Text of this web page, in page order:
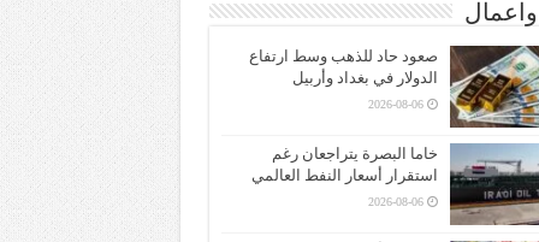
صعود حاد للذهب وسط ارتفاع
الدولار في بغداد وأربيل
2026-08-06
خاما البصرة يتراجعان رغم
استقرار أسعار النفط العالمي
2026-08-06